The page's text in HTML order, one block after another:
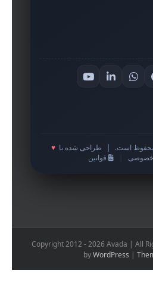
طراحی شده با ♥
خصوصی
قوانین
Copyright 2012 - 2026 Avada | All
byWordPress |